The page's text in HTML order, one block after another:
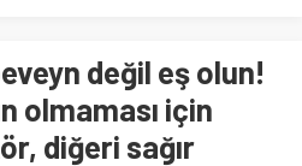
değil eş olun!
olmaması için
diğeri sağır